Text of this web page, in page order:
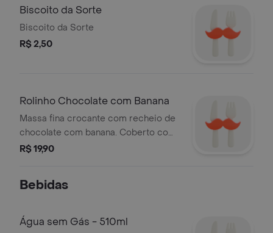
Biscoito da Sorte
Biscoito da Sorte
R$ 2,50
Rolinho Chocolate com Banana
Massa fina crocante com recheio de
chocolate com banana. Coberto com
açúcar e canela.
R$ 19,90
Bebidas
Água sem Gás - 510ml